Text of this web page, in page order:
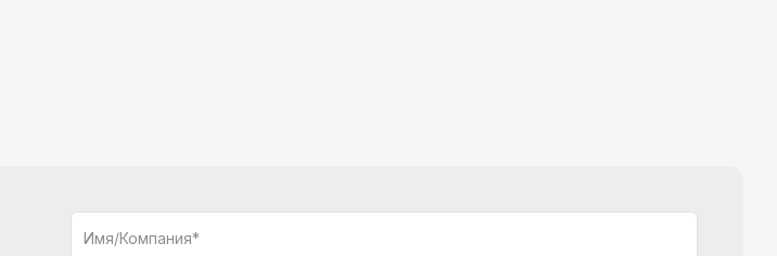
Имя/Компания*